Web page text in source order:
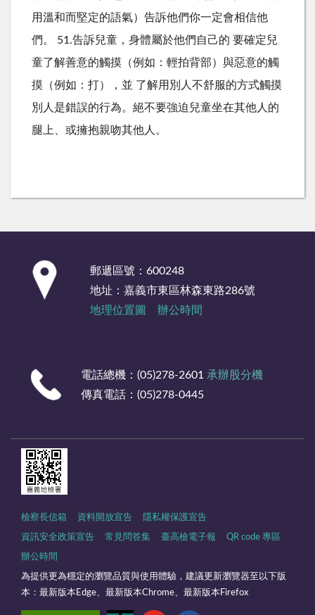
用溫和而堅定的語氣）告訴他們你一定會相信他
們。 51.告訴兒童，身體屬於他們自己的 要確定兒
童了解善意的觸摸（例如：輕拍背部）與惡意的觸
摸（例如：打），並 了解用別人不舒服的方式觸摸
別人是錯誤的行為。絕不要強迫兒童坐在其他人的
腿上、或擁抱親吻其他人。
郵遞區號：600248
地址：嘉義市東區林森東路286號
地理位置圖
辦公時間
電話總機：(05)278-2601 承辦股分機
傳真電話：(05)278-0445
檢察長信箱 資料開放宣告 隱私權保護宣告
資訊安全政策宣告 常見問答集 臺高檢電子報 QR code 專區
辦公時間
為提供更為穩定的瀏覽品質與使用體驗，建議更新瀏覽器至以下版
本：最新版本Edge、最新版本Chrome、最新版本Firefox